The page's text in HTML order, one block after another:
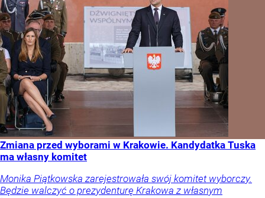
Zmiana przed wyborami w Krakowie. Kandydatka Tuska
ma własny komitet
Monika Piątkowska zarejestrowała swój komitet wyborczy.
Będzie walczyć o prezydenturę Krakowa z własnym